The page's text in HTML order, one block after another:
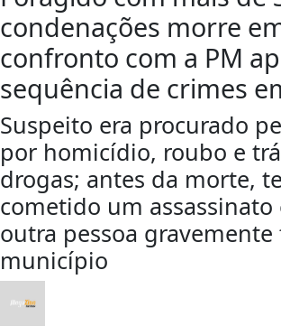
condenações morre
confronto com a PM
sequência de crimes
Suspeito era procurado
por homicídio, roubo e
drogas; antes da morte,
cometido um assassinato
outra pessoa
município